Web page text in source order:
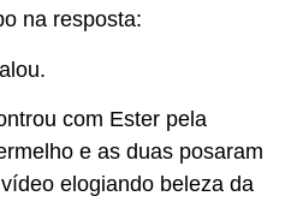
na resposta:
com Ester pela
e as duas posaram
elogiando beleza da